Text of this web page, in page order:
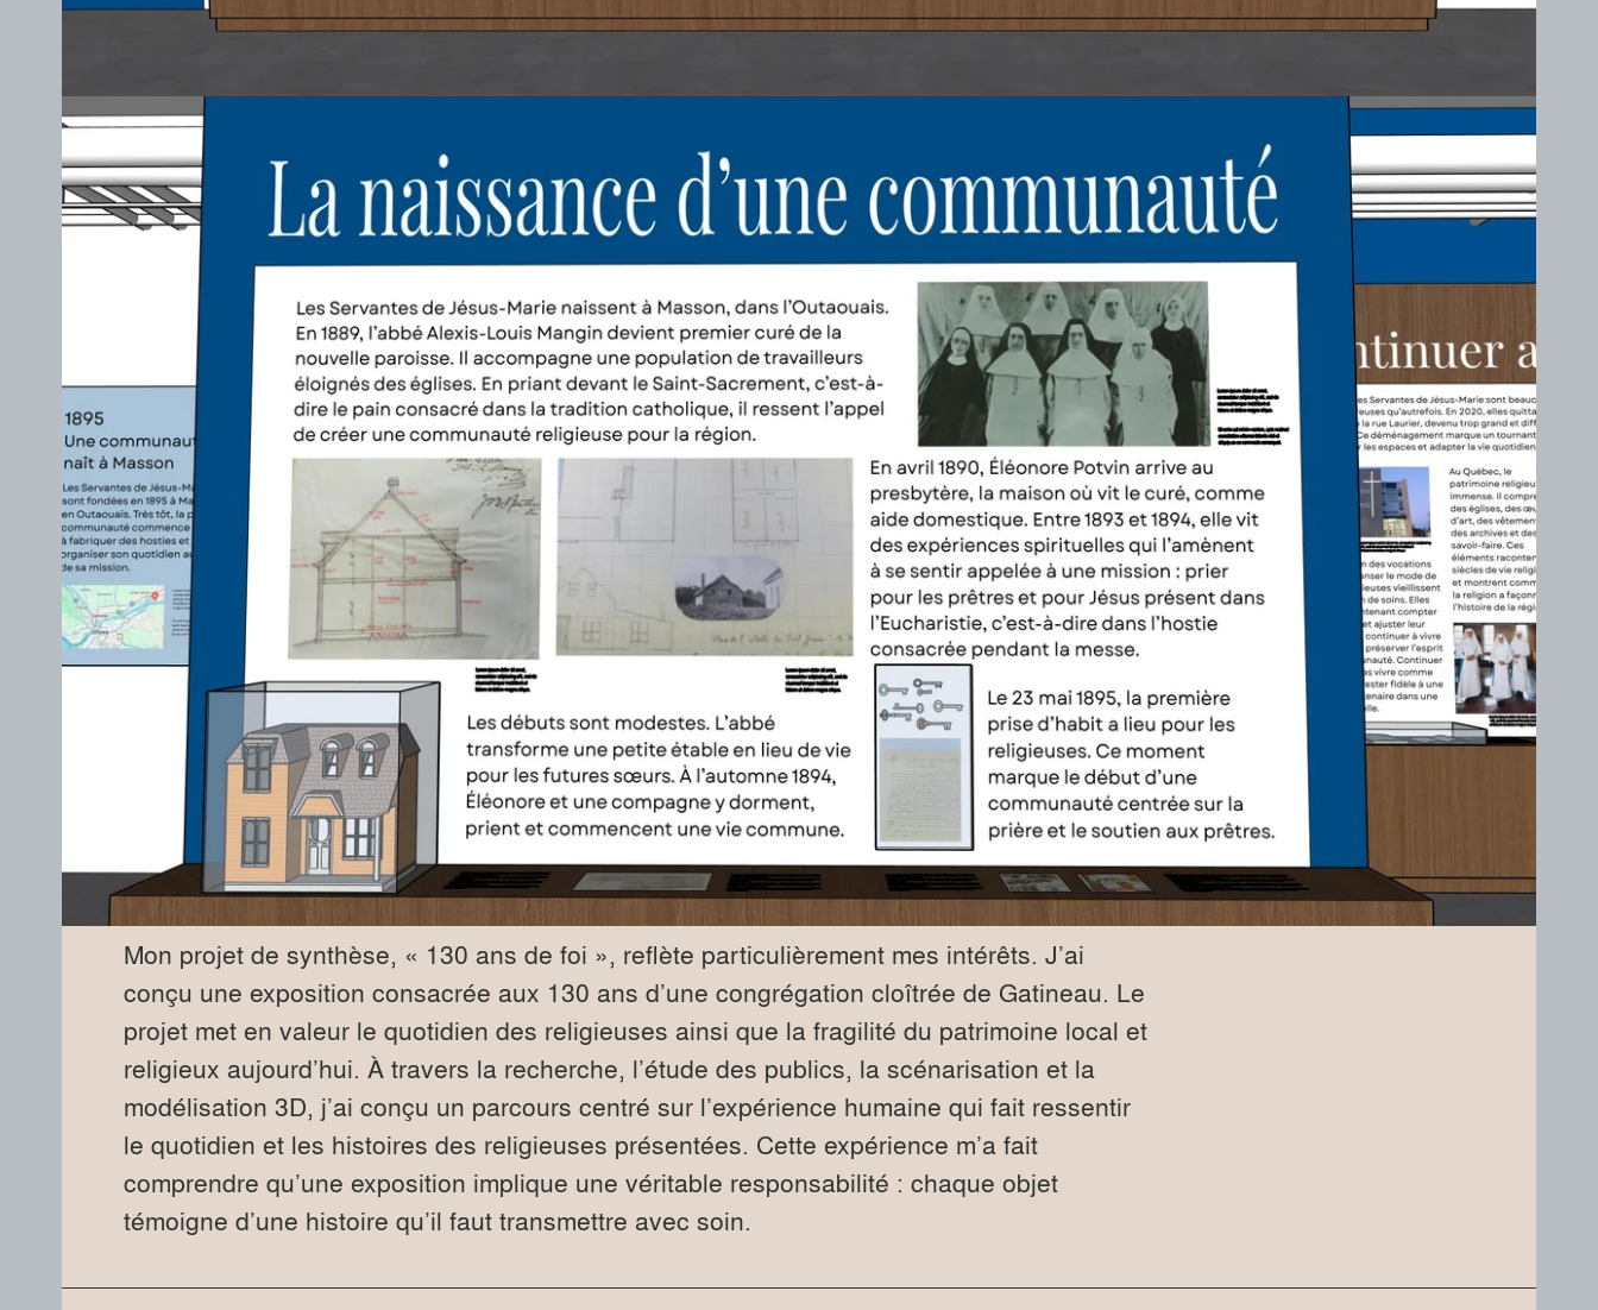
Mon projet de synthèse, « 130 ans de foi », reflète particulièrement mes intérêts. J’ai
conçu une exposition consacrée aux 130 ans d’une congrégation cloîtrée de Gatineau. Le
projet met en valeur le quotidien des religieuses ainsi que la fragilité du patrimoine local et
religieux aujourd’hui. À travers la recherche, l’étude des publics, la scénarisation et la
modélisation 3D, j’ai conçu un parcours centré sur l’expérience humaine qui fait ressentir
le quotidien et les histoires des religieuses présentées. Cette expérience m’a fait
comprendre qu’une exposition implique une véritable responsabilité : chaque objet
témoigne d’une histoire qu’il faut transmettre avec soin.